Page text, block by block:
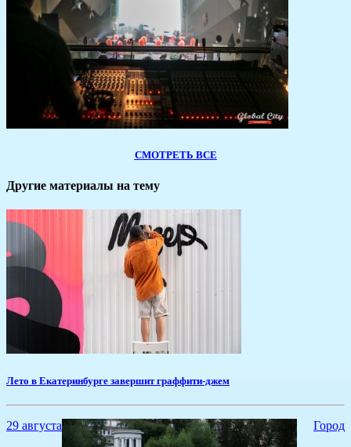
СМОТРЕТЬ ВСЕ
Другие материалы на тему
​Лето в Екатеринбурге завершит граффити-джем
29 августа Город